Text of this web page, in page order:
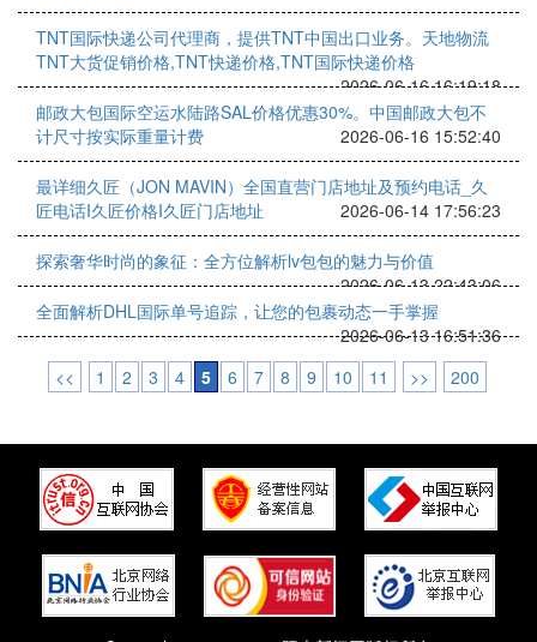
TNT国际快递公司代理商，提供TNT中国出口业务。天地物流
TNT大货促销价格,TNT快递价格,TNT国际快递价格
2026-06-16 16:19:18
邮政大包国际空运水陆路SAL价格优惠30%。中国邮政大包不
计尺寸按实际重量计费
2026-06-16 15:52:40
最详细久匠（JON MAVIN）全国直营门店地址及预约电话_久
匠电话I久匠价格I久匠门店地址
2026-06-14 17:56:23
探索奢华时尚的象征：全方位解析lv包包的魅力与价值
2026-06-13 22:43:06
全面解析DHL国际单号追踪，让您的包裹动态一手掌握
2026-06-13 16:51:36
<<
1 2 3 4 5 6 7 8 9 10 11 >> 200